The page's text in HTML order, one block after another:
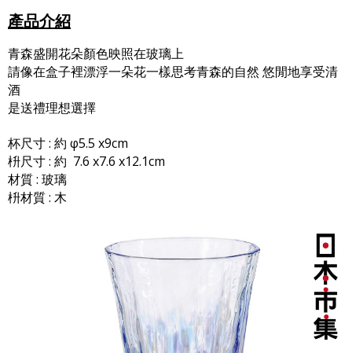
產品介紹
青森盛開花朵顏色映照在玻璃上
請像在盒子裡漂浮一朵花一樣思考青森的自然 悠閒地享受清
酒
是送禮理想選擇
杯尺寸 : 約 φ5.5 x9cm
枡尺寸 : 約 7.6 x7.6 x12.1cm
材質 : 玻璃
枡材質 : 木